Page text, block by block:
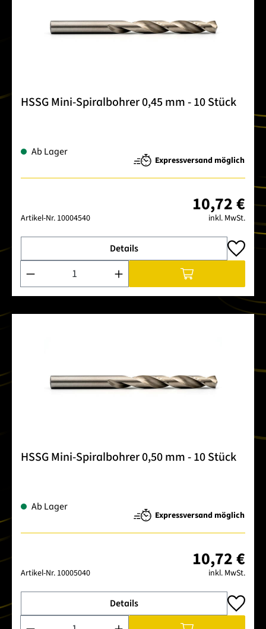
HSSG Mini-Spiralbohrer 0,45 mm - 10 Stück
Ab Lager
Expressversand möglich
Artikel-Nr. 10004540
10,72 €
inkl. MwSt.
Details
Produkt Anzahl: Gib den gewünschten Wert ein oder
HSSG Mini-Spiralbohrer 0,50 mm - 10 Stück
Ab Lager
Expressversand möglich
Artikel-Nr. 10005040
10,72 €
inkl. MwSt.
Details
Produkt Anzahl: Gib den gewünschten Wert ein oder